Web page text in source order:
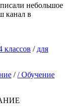
небольшое
канал в
классов / для
// Обучение